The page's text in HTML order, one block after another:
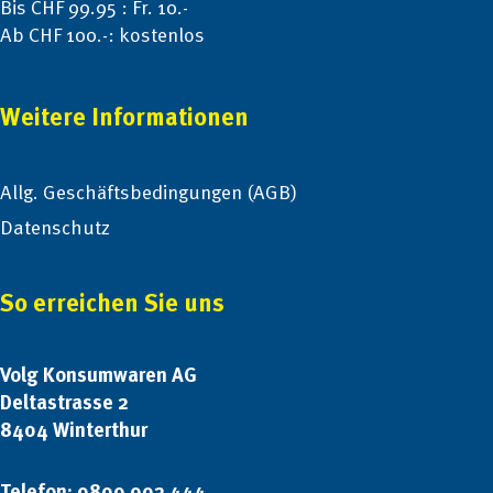
Bis CHF 99.95 : Fr. 10.-
Ab CHF 100.-: kostenlos
Weitere Informationen
Allg. Geschäftsbedingungen (AGB)
Datenschutz
So erreichen Sie uns
Volg Konsumwaren AG
Deltastrasse 2
8404 Winterthur